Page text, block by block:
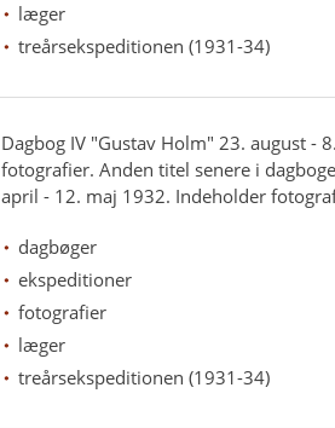
læger
treårsekspeditionen (1931-34)
Dagbog IV "Gustav Holm" 23. august -
fotografier. Anden titel senere i
april - 12. maj 1932. Indeholder
dagbøger
ekspeditioner
fotografier
læger
treårsekspeditionen (1931-34)